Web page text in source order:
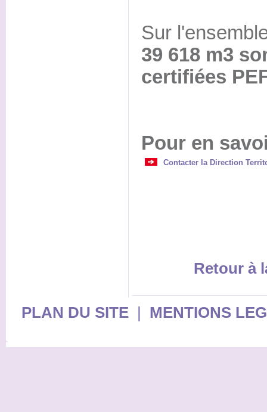
Sur
39 618 m3
certifiées
Pour en
Contacter la Direction
Retour à
PLAN DU SITE| MENTIONS